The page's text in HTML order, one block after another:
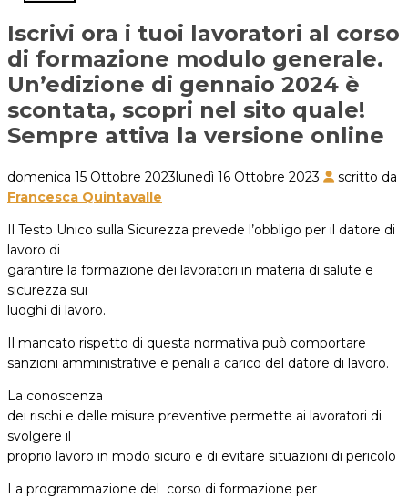
Iscrivi ora i tuoi lavoratori al corso
di formazione modulo generale.
Un’edizione di gennaio 2024 è
scontata, scopri nel sito quale!
Sempre attiva la versione online
domenica 15 Ottobre 2023lunedì 16 Ottobre 2023
scritto da
Francesca Quintavalle
Il Testo Unico sulla Sicurezza prevede l’obbligo per il datore di
lavoro di
garantire la formazione dei lavoratori in materia di salute e
sicurezza sui
luoghi di lavoro.
Il mancato rispetto di questa normativa può comportare
sanzioni amministrative e penali a carico del datore di lavoro.
La conoscenza
dei rischi e delle misure preventive permette ai lavoratori di
svolgere il
proprio lavoro in modo sicuro e di evitare situazioni di pericolo
La programmazione del corso di formazione per